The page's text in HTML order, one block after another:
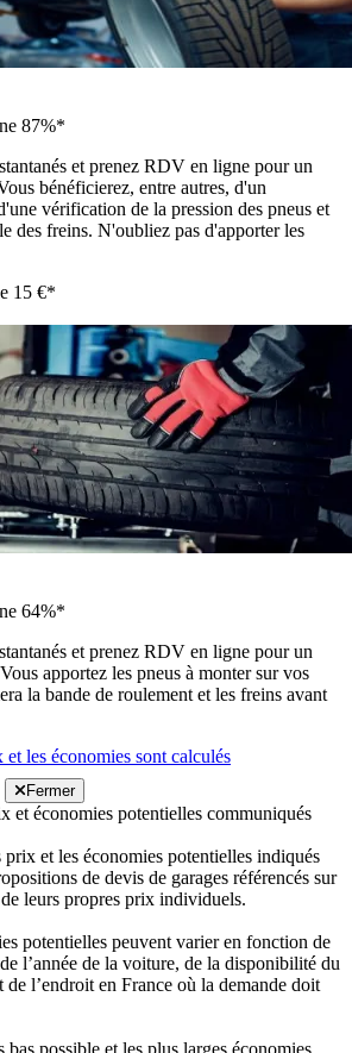
87%*
et prenez RDV en ligne pour un
bénéficierez, entre autres, d'un
vérification de la pression des pneus et
des freins. N'oubliez pas d'apporter les
15 €*
64%*
et prenez RDV en ligne pour un
apportez les pneus à monter sur vos
la bande de roulement et les freins avant
les économies sont calculés
Fermer
et économies potentielles communiqués
et les économies potentielles indiqués
de devis de garages référencés sur
leurs propres prix individuels.
potentielles peuvent varier en fonction de
l’année de la voiture, de la disponibilité du
de l’endroit en France où la demande doit
possible et les plus larges économies